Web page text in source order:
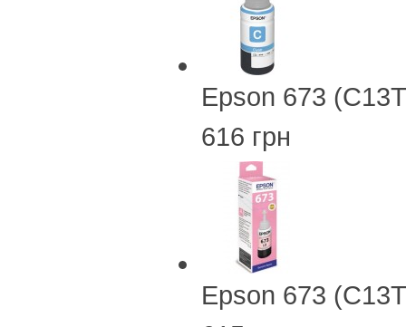
Epson 673
616 грн
Epson 673